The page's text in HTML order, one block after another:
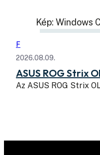
Kép: Windows
F
2026.08.09.
ASUS ROG Strix
Az ASUS ROG Strix